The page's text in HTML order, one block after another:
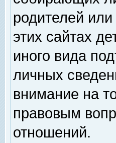
родителей
этих сайтах
иного вида
личных
внимание на
правовым
отношений.